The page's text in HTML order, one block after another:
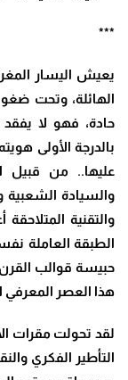
***
يعيش اليسار
الهائلة، وتحت
حادة، فهو لا
بالدرجة الأولى
عليها.. من قبيل
والسيادة الشعبية
والتقنية
الطبقة العاملة
حبيسة قوالب القرن
هذا العصر المعرفي
لقد تحولت مقرات
التأطير الفكري